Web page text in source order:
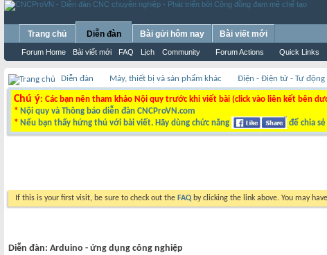
Trang chủ Diễn đàn
Forum Home Bài viết mới FAQ Lịch Community Forum Actions Quick Links
Bài gửi hôm nay Bài viết mới
Diễn đàn Máy, thiết bị và sản phẩm khác Điện - Điện tử - Tự động
Chú ý: Các bạn nên tham khảo Nội quy trước khi viết bài (click vào liên kết bên
* Nội quy và Thông báo diễn đàn CNCProVN.com
* Nếu bạn thấy hứng thú với bài viết. Hãy dùng chức năng để chia
If this is your first visit, be sure to check out the FAQ by clicking the link above. You may
Diễn đàn: Arduino - ứng dụng công nghiệp